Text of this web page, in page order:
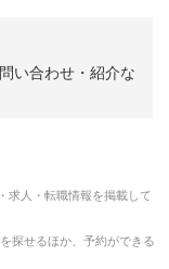
い合わせ・紹介な
求人・転職情報を掲載して
探せるほか、予約ができる